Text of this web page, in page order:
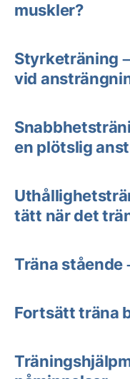
muskler?
Styrketräning
vid
en plötslig
tätt när det
Träna stående
Fortsätt träna